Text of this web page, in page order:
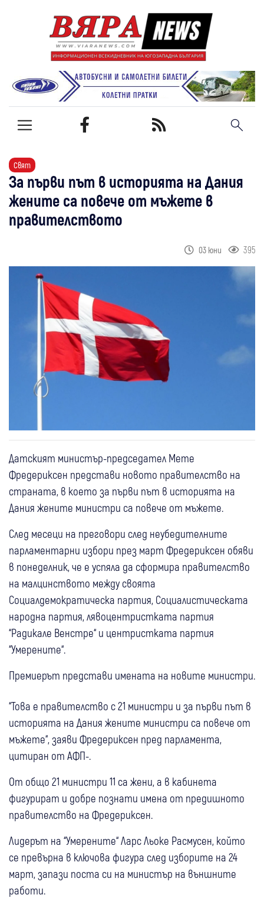
Свят
За първи път в историята на Дания
жените са повече от мъжете в
правителството
03 юни 395
Датският министър-председател Мете
Фредериксен представи новото правителство на
страната, в което за първи път в историята на
Дания жените министри са повече от мъжете.
След месеци на преговори след неубедителните
парламентарни избори през март Фредериксен обяви
в понеделник, че е успяла да сформира правителство
на малцинството между своята
Социалдемократическа партия, Социалистическата
народна партия, лявоцентристката партия
“Радикале Венстре“ и центристката партия
“Умерените“.
Премиерът представи имената на новите министри.
“Това е правителство с 21 министри и за първи път в
историята на Дания жените министри са повече от
мъжете“, заяви Фредериксен пред парламента,
цитиран от АФП-.
От общо 21 министри 11 са жени, а в кабинета
фигурират и добре познати имена от предишното
правителство на Фредериксен.
Лидерът на “Умерените“ Ларс Льоке Расмусен, който
се превърна в ключова фигура след изборите на 24
март, запази поста си на министър на външните
работи.